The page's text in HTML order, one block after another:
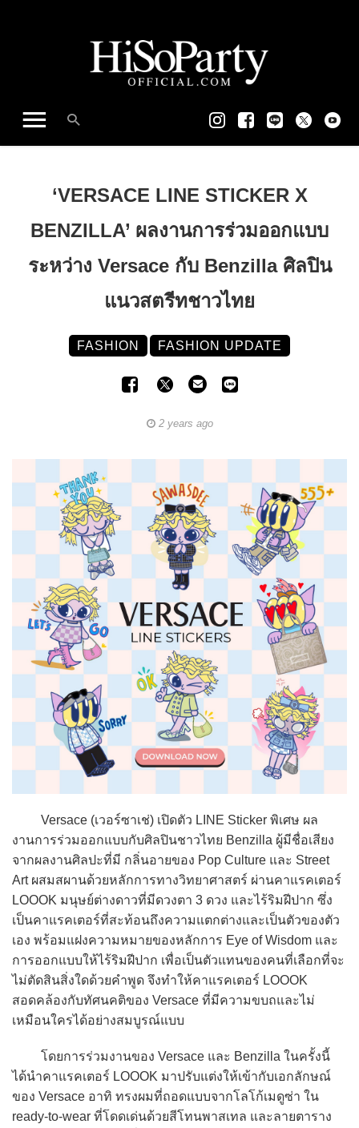
‘VERSACE LINE STICKER X
BENZILLA’ ผลงานการร่วมออกแบบ
ระหว่าง Versace กับ Benzilla ศิลปิน
แนวสตรีทชาวไทย
FASHION FASHION UPDATE
2 years ago
Versace (เวอร์ซาเช่) เปิดตัว LINE Sticker พิเศษ ผล
งานการร่วมออกแบบกับศิลปินชาวไทย Benzilla ผู้มีชื่อเสียง
จากผลงานศิลปะที่มี กลิ่นอายของ Pop Culture และ Street
Art ผสมสผานด้วยหลักการทางวิทยาศาสตร์ ผ่านคาแรคเตอร์
LOOOK มนุษย์ต่างดาวที่มีดวงตา 3 ดวง และไร้ริมฝีปาก ซึ่ง
เป็นคาแรคเตอร์ที่สะท้อนถึงความแตกต่างและเป็นตัวของตัว
เอง พร้อมแฝงความหมายของหลักการ Eye of Wisdom และ
การออกแบบให้ไร้ริมฝีปาก เพื่อเป็นตัวแทนของคนที่เลือกที่จะ
ไม่ตัดสินสิ่งใดด้วยคำพูด จึงทำให้คาแรคเตอร์ LOOOK
สอดคล้องกับทัศนคติของ Versace ที่มีความขบถและไม่
เหมือนใครได้อย่างสมบูรณ์แบบ
โดยการร่วมงานของ Versace และ Benzilla ในครั้งนี้
ได้นำคาแรคเตอร์ LOOOK มาปรับแต่งให้เข้ากับเอกลักษณ์
ของ Versace อาทิ ทรงผมที่ถอดแบบจากโลโก้เมดูซ่า ใน
ready-to-wear ที่โดดเด่นด้วยสีโทนพาสเทล และลายตาราง